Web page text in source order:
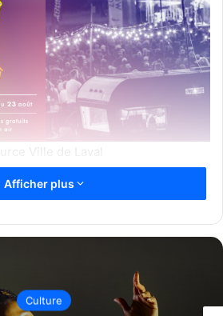
Ville de Laval
plus de 40 spectacles gratuits
au 23 août dans le cadre de la 11e
Répartie dans huit zones du
Afficher plus
Culture